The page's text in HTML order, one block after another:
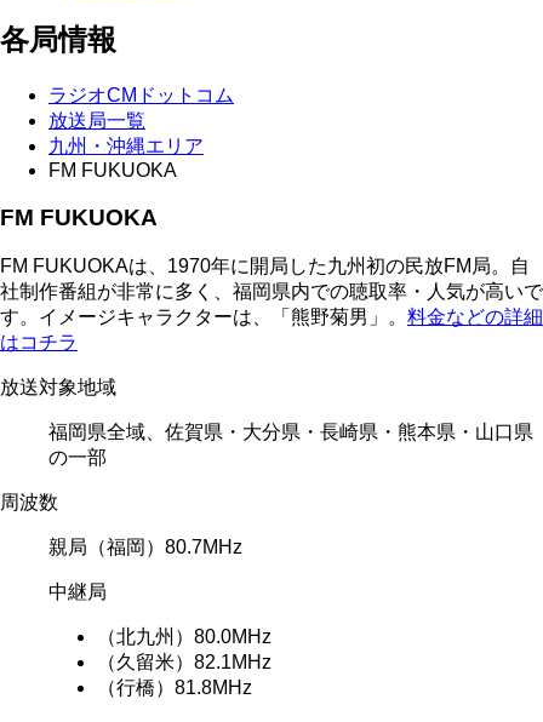
各局情報
ラジオCMドットコム
放送局一覧
九州・沖縄エリア
FM FUKUOKA
FM FUKUOKA
FM FUKUOKAは、1970年に開局した九州初の民放FM局。自
社制作番組が非常に多く、福岡県内での聴取率・人気が高いで
す。イメージキャラクターは、「熊野菊男」。 料金などの詳細
はコチラ
放送対象地域
福岡県全域、佐賀県・大分県・長崎県・熊本県・山口県
の一部
周波数
親局 （福岡）80.7MHz
中継局
（北九州）80.0MHz
（久留米）82.1MHz
（行橋）81.8MHz